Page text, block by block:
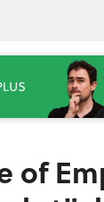
of